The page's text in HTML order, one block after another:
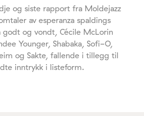
og siste rapport fra Moldejazz
av esperanza spaldings
godt og vondt, Cécile McLorin
Younger, Shabaka, Sofi-O,
og Sakte, fallende i tillegg til
inntrykk i listeform.